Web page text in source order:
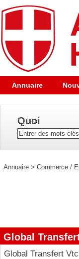
Annuaire
Quoi
Annuaire > Commerce /
Global
Global Transfert